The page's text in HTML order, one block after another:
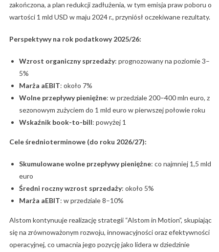
zakończona, a plan redukcji zadłużenia, w tym emisja praw poboru o
wartości 1 mld USD w maju 2024 r., przyniósł oczekiwane rezultaty.
Perspektywy na rok podatkowy 2025/26:
Wzrost organiczny sprzedaży: prognozowany na poziomie 3–
5%
Marża aEBIT: około 7%
Wolne przepływy pieniężne: w przedziale 200–400 mln euro, z
sezonowym zużyciem do 1 mld euro w pierwszej połowie roku
Wskaźnik book-to-bill: powyżej 1
Cele średnioterminowe (do roku 2026/27):
Skumulowane wolne przepływy pieniężne: co najmniej 1,5 mld
euro
Średni roczny wzrost sprzedaży: około 5%
Marża aEBIT: w przedziale 8–10%
Alstom kontynuuje realizację strategii “Alstom in Motion”, skupiając
się na zrównoważonym rozwoju, innowacyjności oraz efektywności
operacyjnej, co umacnia jego pozycję jako lidera w dziedzinie